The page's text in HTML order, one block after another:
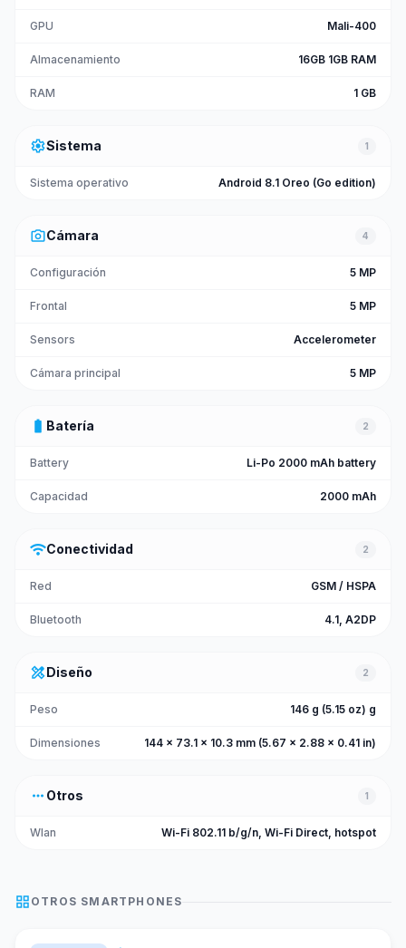
GPU Mali-400
Almacenamiento 16GB 1GB RAM
RAM 1 GB
settingsSistema 1
Sistema operativo Android 8.1 Oreo (Go edition)
photo_cameraCámara 4
Configuración 5 MP
Frontal 5 MP
Sensors Accelerometer
Cámara principal 5 MP
battery_full Batería 2
Battery Li-Po 2000 mAh battery
Capacidad 2000 mAh
wifiConectividad 2
Red GSM / HSPA
Bluetooth 4.1, A2DP
design_servicesDiseño 2
Peso 146 g (5.15 oz) g
Dimensiones 144 x 73.1 x 10.3 mm (5.67 x 2.88 x 0.41 in)
more_horiz Otros 1
Wlan Wi-Fi 802.11 b/g/n, Wi-Fi Direct, hotspot
grid_view OTROS SMARTPHONES